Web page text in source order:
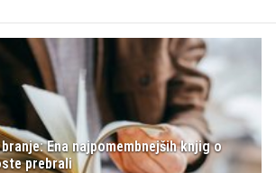
Ena najpomembnejših knjig o
prebrali